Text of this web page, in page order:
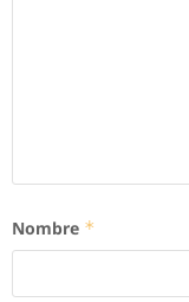
Nombre *